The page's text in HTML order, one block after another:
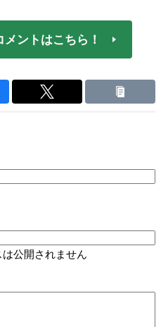
ントはこちら！
公開されません